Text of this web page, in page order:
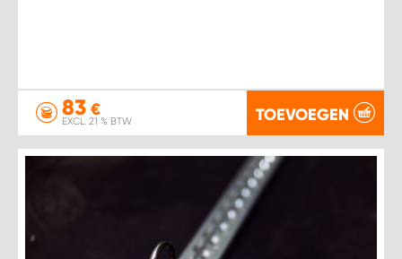
83 €
EXCL. 21 % BTW TOEVOEGEN